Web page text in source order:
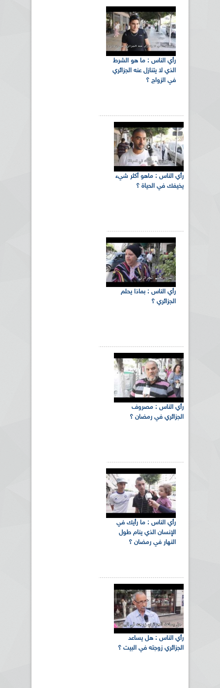
رأي الناس : ما هو الشرط
الذي لا يتنازل عنه الجزائري
في الزواج ؟
‏رأي الناس‬ : ماهو أكثر شيء
يخيفك في ‫‏الحياة‬ ؟
رأي الناس : بماذا يحلم
الجزائري ؟
رأي الناس : مصروف
الجزائري في رمضان ؟
رأي الناس : ما رأيك في
الإنسان الذي ينام طول
النهار في رمضان ؟
رأي الناس : هل يساعد
الجزائري زوجته في البيت ؟